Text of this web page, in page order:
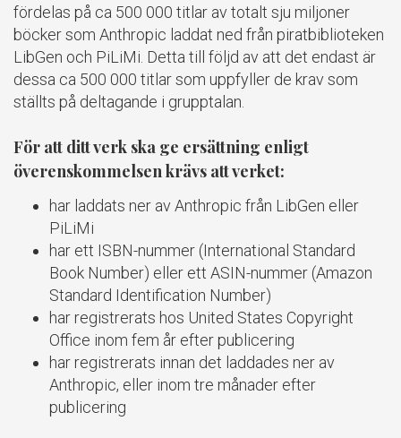
fördelas på ca 500 000 titlar av totalt sju miljoner
böcker som Anthropic laddat ned från piratbiblioteken
LibGen och PiLiMi. Detta till följd av att det endast är
dessa ca 500 000 titlar som uppfyller de krav som
ställts på deltagande i grupptalan.
För att ditt verk ska ge ersättning enligt
överenskommelsen krävs att verket:
har laddats ner av Anthropic från LibGen eller
PiLiMi
har ett ISBN-nummer (International Standard
Book Number) eller ett ASIN-nummer (Amazon
Standard Identification Number)
har registrerats hos United States Copyright
Office inom fem år efter publicering
har registrerats innan det laddades ner av
Anthropic, eller inom tre månader efter
publicering